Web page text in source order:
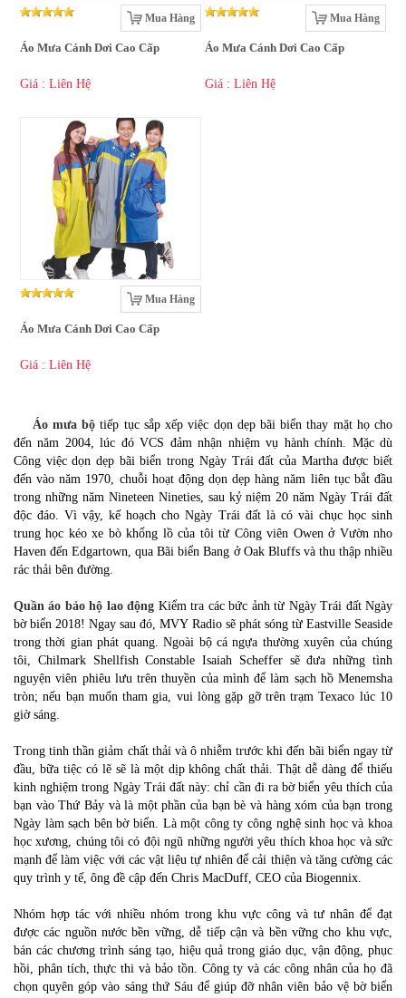
Mua Hàng
Áo Mưa Cánh Dơi Cao Cấp
Giá : Liên Hệ
Mua Hàng
Áo Mưa Cánh Dơi Cao Cấp
Giá : Liên Hệ
Mua Hàng
Áo Mưa Cánh Dơi Cao Cấp
Giá : Liên Hệ
Áo mưa bộ tiếp tục sắp xếp việc dọn dẹp bãi biển thay mặt họ cho
đến năm 2004, lúc đó VCS đảm nhận nhiệm vụ hành chính. Mặc dù
Công việc dọn dẹp bãi biển trong Ngày Trái đất của Martha được biết
đến vào năm 1970, chuỗi hoạt động dọn dẹp hàng năm liên tục bắt đầu
trong những năm Nineteen Nineties, sau kỷ niệm 20 năm Ngày Trái đất
độc đáo. Vì vậy, kế hoạch cho Ngày Trái đất là có vài chục học sinh
trung học kéo xe bò khổng lồ của tôi từ Công viên Owen ở Vườn nho
Haven đến Edgartown, qua Bãi biển Bang ở Oak Bluffs và thu thập nhiều
rác thải bên đường.
Quần áo bảo hộ lao động Kiểm tra các bức ảnh từ Ngày Trái đất Ngày
bờ biển 2018! Ngay sau đó, MVY Radio sẽ phát sóng từ Eastville Seaside
trong thời gian phát quang. Ngoài bộ cá ngựa thường xuyên của chúng
tôi, Chilmark Shellfish Constable Isaiah Scheffer sẽ đưa những tình
nguyện viên phiêu lưu trên thuyền của mình để làm sạch hồ Menemsha
tròn; nếu bạn muốn tham gia, vui lòng gặp gỡ trên trạm Texaco lúc 10
giờ sáng.
Trong tinh thần giảm chất thải và ô nhiễm trước khi đến bãi biển ngay từ
đầu, bữa tiệc có lẽ sẽ là một dịp không chất thải. Thật dễ dàng để thiếu
kinh nghiệm trong Ngày Trái đất này: chỉ cần đi ra bờ biển yêu thích của
bạn vào Thứ Bảy và là một phần của bạn bè và hàng xóm của bạn trong
Ngày làm sạch bên bờ biển. Là một công ty công nghệ sinh học và khoa
học xương, chúng tôi có đội ngũ những người yêu thích khoa học và sức
mạnh để làm việc với các vật liệu tự nhiên để cải thiện và tăng cường các
quy trình y tế, ông đề cập đến Chris MacDuff, CEO của Biogennix.
Nhóm hợp tác với nhiều nhóm trong khu vực công và tư nhân để đạt
được các nguồn nước bền vững, dễ tiếp cận và bền vững cho khu vực,
bán các chương trình sáng tạo, hiệu quả trong giáo dục, vận động, phục
hồi, phân tích, thực thi và bảo tồn. Công ty và các công nhân của họ đã
chọn quyên góp vào sáng thứ Sáu để giúp đỡ nhân viên bảo vệ bờ biển